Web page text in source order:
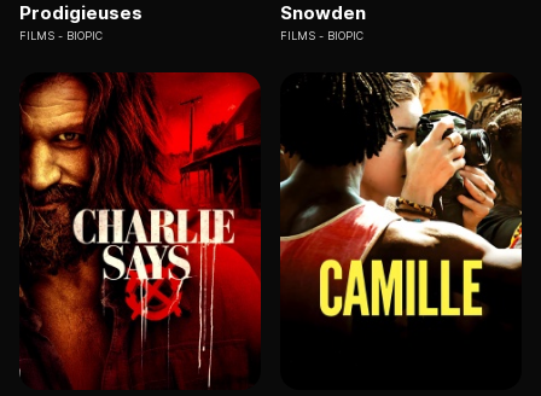
Prodigieuses
FILMS BIOPIC
Snowden
FILMS BIOPIC